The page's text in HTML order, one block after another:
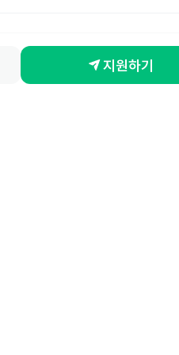
지원하기